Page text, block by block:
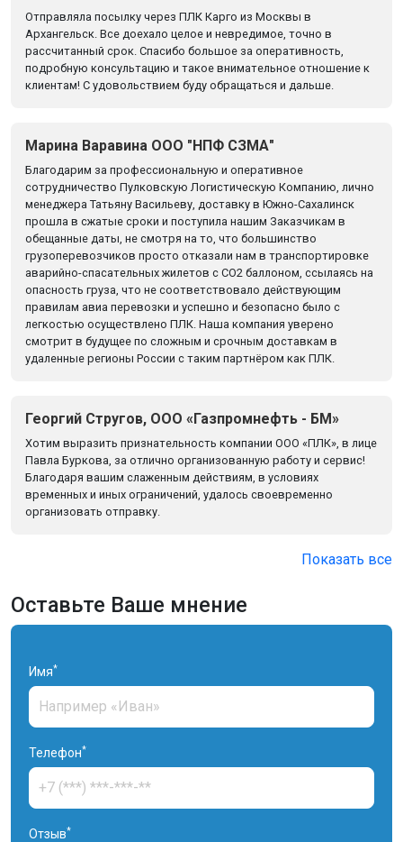
Отправляла посылку через ПЛК Карго из Москвы в
Архангельск. Все доехало целое и невредимое, точно в
рассчитанный срок. Спасибо большое за оперативность,
подробную консультацию и такое внимательное отношение к
клиентам! С удовольствием буду обращаться и дальше.
Марина Варавина ООО "НПФ СЗМА"
Благодарим за профессиональную и оперативное
сотрудничество Пулковскую Логистическую Компанию, лично
менеджера Татьяну Васильеву, доставку в Южно-Сахалинск
прошла в сжатые сроки и поступила нашим Заказчикам в
обещанные даты, не смотря на то, что большинство
грузоперевозчиков просто отказали нам в транспортировке
аварийно-спасательных жилетов с CO2 баллоном, ссылаясь на
опасность груза, что не соответствовало действующим
правилам авиа перевозки и успешно и безопасно было с
легкостью осуществлено ПЛК. Наша компания уверено
смотрит в будущее по сложным и срочным доставкам в
удаленные регионы России с таким партнёром как ПЛК.
Георгий Стругов, ООО «Газпромнефть - БМ»
Хотим выразить признательность компании ООО «ПЛК», в лице
Павла Буркова, за отлично организованную работу и сервис!
Благодаря вашим слаженным действиям, в условиях
временных и иных ограничений, удалось своевременно
организовать отправку.
Показать все
Оставьте Ваше мнение
Имя*
Телефон*
Отзыв*